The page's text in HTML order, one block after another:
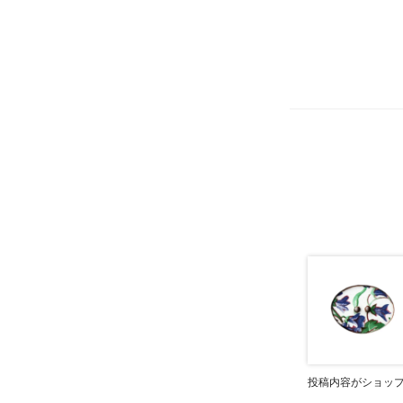
投稿内容がショッ